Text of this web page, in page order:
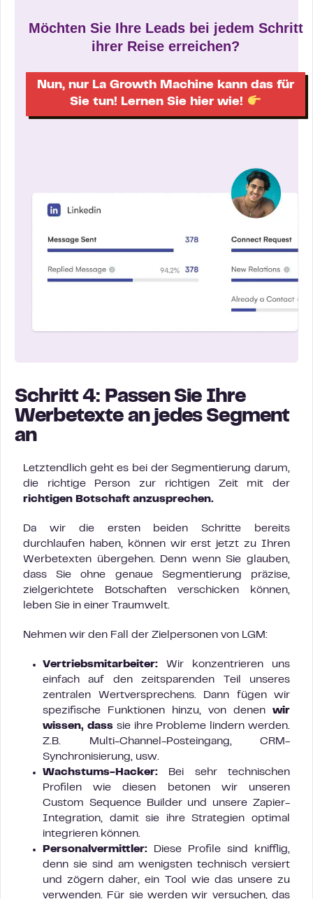
Möchten Sie Ihre Leads bei jedem Schritt
ihrer Reise erreichen?
Nun, nur La Growth Machine kann das für
Sie tun! Lernen Sie hier wie!
Schritt 4: Passen Sie Ihre
Werbetexte an jedes Segment
an
Letztendlich geht es bei der Segmentierung darum,
die richtige Person zur richtigen Zeit mit der
richtigen Botschaft anzusprechen.
Da wir die ersten beiden Schritte bereits
durchlaufen haben, können wir erst jetzt zu Ihren
Werbetexten übergehen. Denn wenn Sie glauben,
dass Sie ohne genaue Segmentierung präzise,
zielgerichtete Botschaften verschicken können,
leben Sie in einer Traumwelt.
Nehmen wir den Fall der Zielpersonen von LGM:
Vertriebsmitarbeiter: Wir konzentrieren uns
einfach auf den zeitsparenden Teil unseres
zentralen Wertversprechens. Dann fügen wir
spezifische Funktionen hinzu, von denen wir
wissen, dasssie ihre Probleme lindern werden.
Z.B. Multi-Channel-Posteingang, CRM-
Synchronisierung, usw.
Wachstums-Hacker: Bei sehr technischen
Profilen wie diesen betonen wir unseren
Custom Sequence Builder und unsere Zapier-
Integration, damit sie ihre Strategien optimal
integrieren können.
Personalvermittler: Diese Profile sind knifflig,
denn sie sind am wenigsten technisch versiert
und zögern daher, ein Tool wie das unsere zu
verwenden. Für sie werden wir versuchen, das